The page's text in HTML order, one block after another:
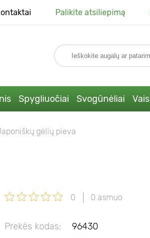
Palikite atsiliepimą
Spygliuočiai Svogūnėliai
gėlių pieva
0 0 asmuo
Prekės kodas:
96430